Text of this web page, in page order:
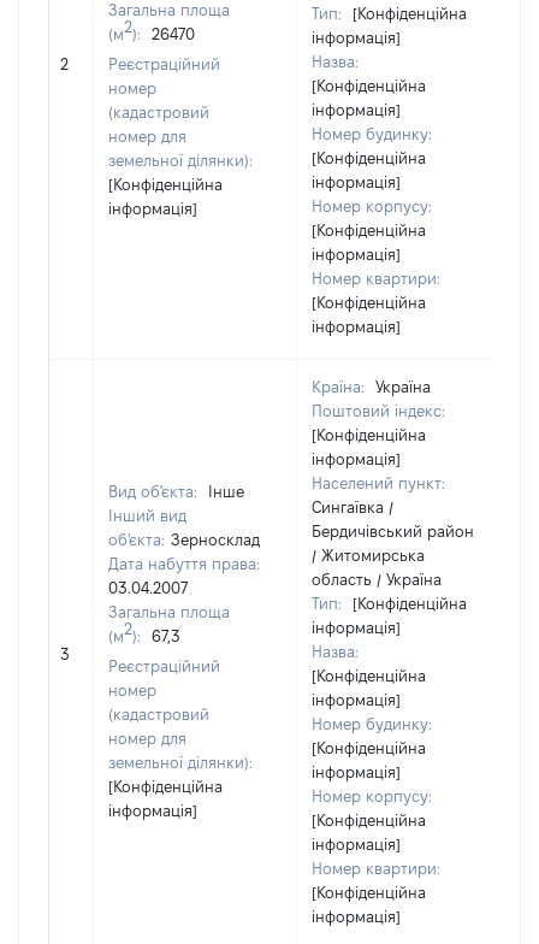
2
Загальна площа
(м2):
26470
Реєстраційний
номер
(кадастровий
номер для
земельної ділянки):
[Конфіденційна
інформація]
Тип:
[Конфіденційна
інформація]
Назва:
[Конфіденційна
інформація]
Номер будинку:
[Конфіденційна
інформація]
Номер корпусу:
[Конфіденційна
інформація]
Номер квартири:
[Конфіденційна
інформація]
3
Вид об'єкта:
Інше
Інший вид
об'єкта: Зерносклад
Дата набуття права:
03.04.2007
Загальна площа
(м2):
67,3
Реєстраційний
номер
(кадастровий
номер для
земельної ділянки):
[Конфіденційна
інформація]
Країна:
Україна
Поштовий індекс:
[Конфіденційна
інформація]
Населений пункт:
Сингаївка /
Бердичівський район
/ Житомирська
область / Україна
Тип:
[Конфіденційна
інформація]
Назва:
[Конфіденційна
інформація]
Номер будинку:
[Конфіденційна
інформація]
Номер корпусу:
[Конфіденційна
інформація]
Номер квартири:
[Конфіденційна
інформація]